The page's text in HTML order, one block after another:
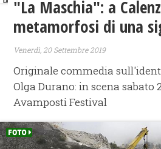
"La Maschia": a
metamorfosi di una
Venerdì, 20 Settembre 2019
Originale commedia
Olga Durano: in scena sabato
Avamposti Festival